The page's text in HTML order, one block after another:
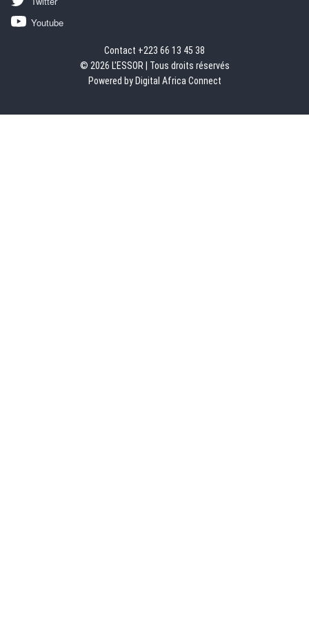
Youtube
Contact +223 66 13 45 38
© 2026 L'ESSOR | Tous droits réservés
Powered by Digital Africa Connect